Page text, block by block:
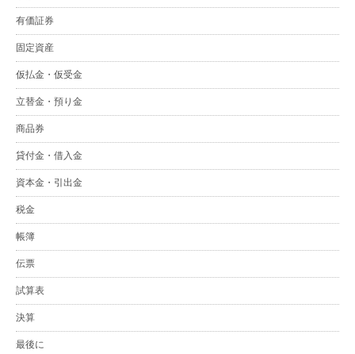
有価証券
固定資産
仮払金・仮受金
立替金・預り金
商品券
貸付金・借入金
資本金・引出金
税金
帳簿
伝票
試算表
決算
最後に